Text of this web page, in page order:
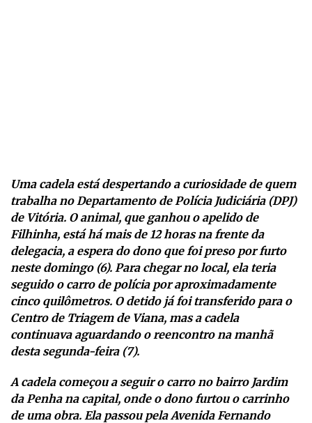
Uma cadela está despertando a curiosidade de quem
trabalha no Departamento de Polícia Judiciária (DPJ)
de Vitória. O animal, que ganhou o apelido de
Filhinha, está há mais de 12 horas na frente da
delegacia, a espera do dono que foi preso por furto
neste domingo (6). Para chegar no local, ela teria
seguido o carro de polícia por aproximadamente
cinco quilômetros. O detido já foi transferido para o
Centro de Triagem de Viana, mas a cadela
continuava aguardando o reencontro na manhã
desta segunda-feira (7).
A cadela começou a seguir o carro no bairro Jardim
da Penha na capital, onde o dono furtou o carrinho
de uma obra. Ela passou pela Avenida Fernando